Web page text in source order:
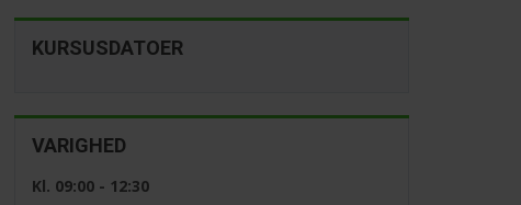
KURSUSDATOER
VARIGHED
Kl. 09:00 - 12:30